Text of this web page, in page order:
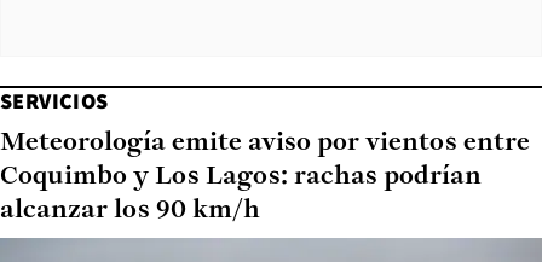
SERVICIOS
Meteorología emite aviso por vientos entre
Coquimbo y Los Lagos: rachas podrían
alcanzar los 90 km/h